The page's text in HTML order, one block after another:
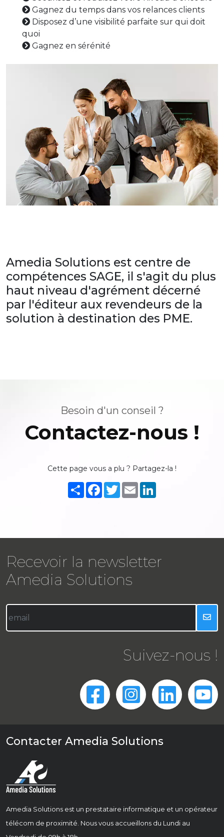
Gagnez du temps dans vos relances clients
Disposez d’une visibilité parfaite sur qui doit
quoi
Gagnez en sérénité
Amedia Solutions est centre de
compétences SAGE, il s'agit du plus
haut niveau d'agrément décerné
par l'éditeur aux revendeurs de la
solution à destination des PME.
Besoin d'un conseil ?
Contactez-nous !
Cette page vous a plu ? Partagez-la !
PartagerFacebook
TwitterEmail
Recevoir la newsletter
Amedia Solutions
Suivez-nous !
Contacter Amedia Solutions
Amedia Solutions est un prestataire informatique et un opérateur
télécom de proximité. Nous vous accueillons du Lundi au